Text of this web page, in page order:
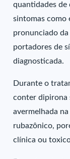
quantidades de
sintomas como
pronunciado
portadores de
diagnosticada.
Durante o
conter dipirona
avermelhada
rubazônico,
clínica ou